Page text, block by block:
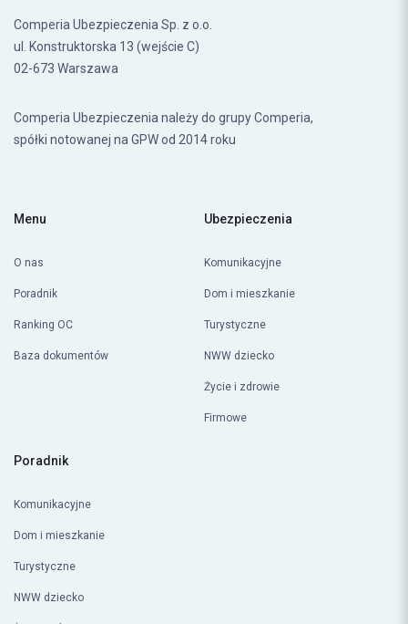
Comperia Ubezpieczenia Sp. z o.o.
ul. Konstruktorska 13 (wejście C)
02-673 Warszawa
Comperia Ubezpieczenia należy do grupy Comperia,
spółki notowanej na GPW od 2014 roku
Menu
O nas
Poradnik
Ranking OC
Baza dokumentów
Ubezpieczenia
Komunikacyjne
Dom i mieszkanie
Turystyczne
NWW dziecko
Życie i zdrowie
Firmowe
Poradnik
Komunikacyjne
Dom i mieszkanie
Turystyczne
NWW dziecko